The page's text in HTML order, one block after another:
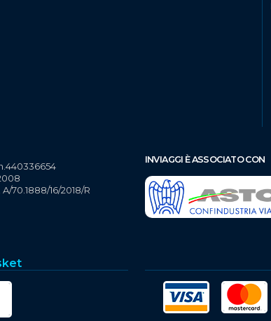
70.1888/16/2018/R
INVIAGGI È ASSOCIATO CON